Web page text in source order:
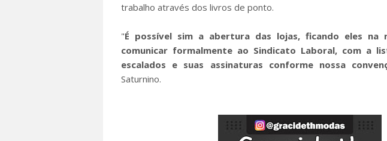
trabalho através dos livros de ponto.
"É possível sim a abertura das lojas, ficando eles na
comunicar formalmente ao Sindicato Laboral, com a
escalados e suas assinaturas conforme nossa
Saturnino.